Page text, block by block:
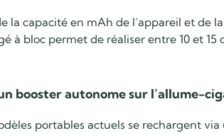
la capacité en mAh de l’appareil et de
à bloc permet de réaliser entre 10 et
booster autonome sur l’allume-
portables actuels se rechargent